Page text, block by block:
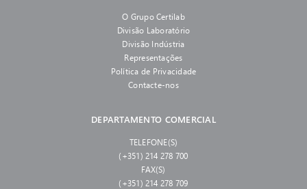
O Grupo Certilab
Divisão Laboratório
Divisão Indústria
Representações
Política de Privacidade
Contacte-nos
DEPARTAMENTO COMERCIAL
TELEFONE(S)
(+351) 214 278 700
FAX(S)
(+351) 214 278 709